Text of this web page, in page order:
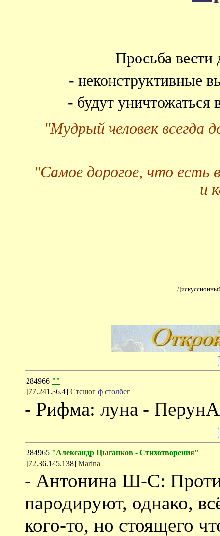
Просьба вести
- неконструктивные
- будут
"Мудрый человек всегда
"Самое дорогое, что есть
и
284966 ""
[77.241.36.4] Стешог ф столбег
- Рифма: луна -
284965 "Александр Цыганков - Cтихотворения"
[72.36.145.138] Marina
- Антонина Ш-С:
пародируют, однако,
кого-то, но стоящего